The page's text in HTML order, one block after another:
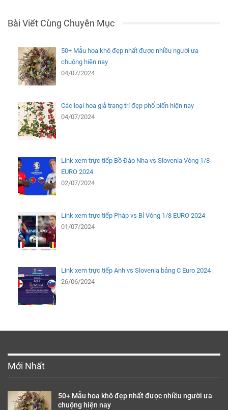
Bài Viết Cùng Chuyên Mục
50+ Mẫu hoa khô đẹp nhất được nhiều người ưa
chuộng hiện nay
04/07/2024
Các loại hoa giả trang trí đẹp phổ biến hiện nay
04/07/2024
Link xem trực tiếp Bồ Đào Nha vs Slovenia Vòng 1/8
EURO 2024
02/07/2024
Link xem trực tiếp Pháp vs Bỉ Vòng 1/8 EURO 2024
01/07/2024
Link xem trực tiếp Anh vs Slovenia bảng C Euro 2024
26/06/2024
Mới Nhất
50+ Mẫu hoa khô đẹp nhất được nhiều người ưa
chuộng hiện nay